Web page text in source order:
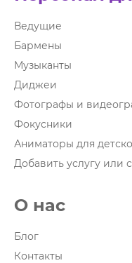
Ведущие
Бармены
Музыканты
Диджеи
Фотографы и
Фокусники
Аниматоры для
Добавить услугу или
О нас
Блог
Контакты